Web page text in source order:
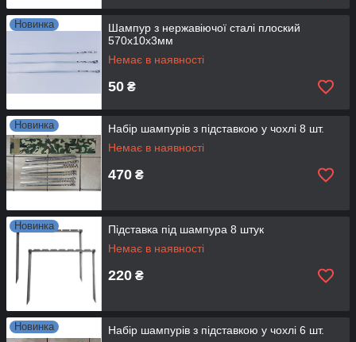
Новинка
Шампур з нержавіючої сталі плоский
570х10х3мм
Немає в наявності
50 ₴
Новинка
Набір шампурів з підставкою у чохлі 8 шт.
Немає в наявності
470 ₴
Новинка
Підставка під шампура 8 штук
Немає в наявності
220 ₴
Новинка
Набір шампурів з підставкою у чохлі 6 шт.